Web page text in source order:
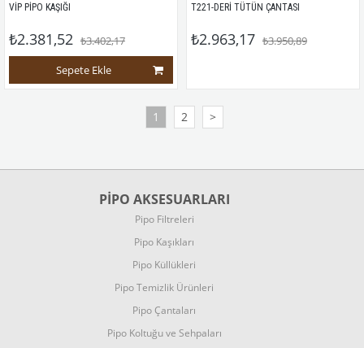
VİP PİPO KAŞIĞI
₺2.381,52 ₺3.402,17
Sepete Ekle
T221-DERİ TÜTÜN ÇANTASI
₺2.963,17 ₺3.950,89
1 2 >
PİPO AKSESUARLARI
Pipo Filtreleri
Pipo Kaşıkları
Pipo Küllükleri
Pipo Temizlik Ürünleri
Pipo Çantaları
Pipo Koltuğu ve Sehpaları